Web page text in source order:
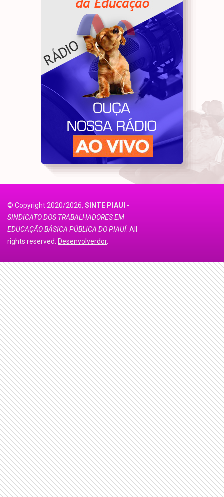
© Copyright 2020/2026, SINTE PIAUI -
SINDICATO DOS TRABALHADORES EM
EDUCAÇÃO BÁSICA PÚBLICA DO PIAUÍ . All
rights reserved.
Desenvolverdor.